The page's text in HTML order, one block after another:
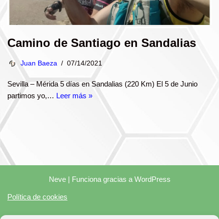
Camino de Santiago en Sandalias
Juan Baeza 07/14/2021
Sevilla – Mérida 5 días en Sandalias (220 Km) El 5 de Junio
partimos yo,… Leer más »
Neve| Funciona gracias a WordPress
Política de cookies